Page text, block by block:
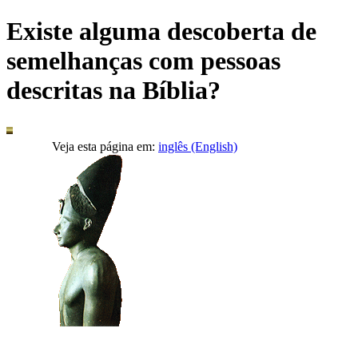
Existe alguma descoberta de
semelhanças com pessoas
descritas na Bíblia?
Veja esta página em: inglês (English)